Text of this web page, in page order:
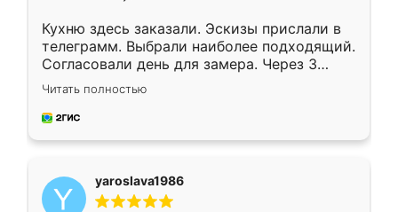
Кухню здесь заказали. Эскизы прислали в
телеграмм. Выбрали наиболее подходящий.
Согласовали день для замера. Через 3
недели кухня была уже готова. Остались
довольны работой. Спасибо Ренессанс
мебель за качественную работу!
Читать полностью
yaroslava1986